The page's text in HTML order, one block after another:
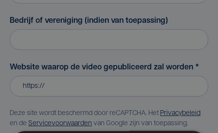
Bedrijf of vereniging (indien van toepassing)
Website waarop de video gepubliceerd zal worden *
Deze site wordt beschermd door reCAPTCHA. Het Privacybeleid
en de Servicevoorwaarden van Google zijn van toepassing.